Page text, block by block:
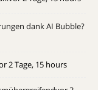
dank AI Bubble?
2 Tage, 15 hours